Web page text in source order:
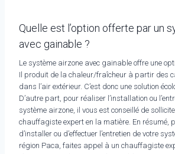
Quelle est l’option offerte par un
avec gainable ?
Le système airzone avec gainable offre une
Il produit de la chaleur/fraîcheur à partir des
dans l’air extérieur. C’est donc une solution
D’autre part, pour réaliser l’installation ou
système airzone, il vous est conseillé de
chauffagiste expert en la matière. En résumé,
d’installer ou d’effectuer l’entretien de votre
région Paca, faites appel à un chauffagiste